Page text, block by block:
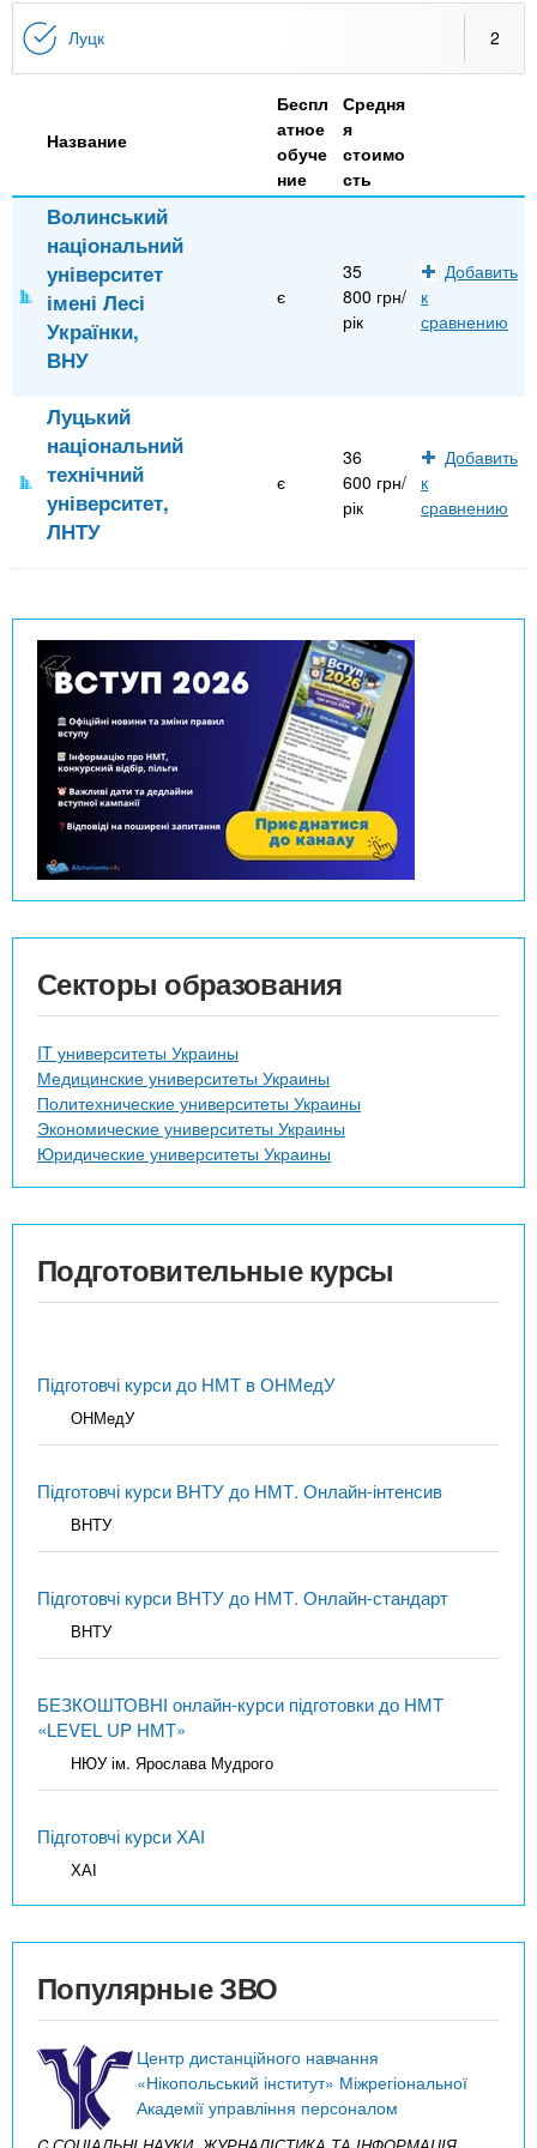
n
t
s
.
i
n
o
а
и
Онлайн курсы
За рубежом
Луцк 2
Название
Беспл
атное
обуче
ние
Средня
я
стоимо
сть
Волинський
національний
університет
імені Лесі
Українки,
ВНУ
є
35
800 грн/
рік
Добавить
к
сравнению
Луцький
національний
технічний
університет,
ЛНТУ
є
36
600 грн/
рік
Добавить
к
сравнению
Секторы образования
IT университеты Украины
Медицинские университеты Украины
Политехнические университеты Украины
Экономические университеты Украины
Юридические университеты Украины
Подготовительные курсы
Підготовчі курси до НМТ в ОНМедУ
ОНМедУ
Підготовчі курси ВНТУ до НМТ. Онлайн-інтенсив
ВНТУ
Підготовчі курси ВНТУ до НМТ. Онлайн-стандарт
ВНТУ
БЕЗКОШТОВНІ онлайн-курси підготовки до НМТ
«LEVEL UP НМТ»
НЮУ ім. Ярослава Мудрого
Підготовчі курси ХАІ
ХАІ
Популярные ЗВО
Центр дистанційного навчання
«Нікопольський інститут» Міжрегіональної
Академії управління персоналом